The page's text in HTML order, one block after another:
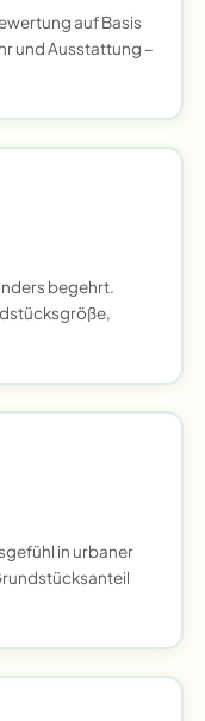
auf Basis
und Ausstattung –
begehrt.
in urbaner